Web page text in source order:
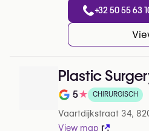
+32 50 55 63
Plastic
Note de 5 sur 5 sur
5★ CHIRURGISCH
Vaartdijkstraat 34,
View map